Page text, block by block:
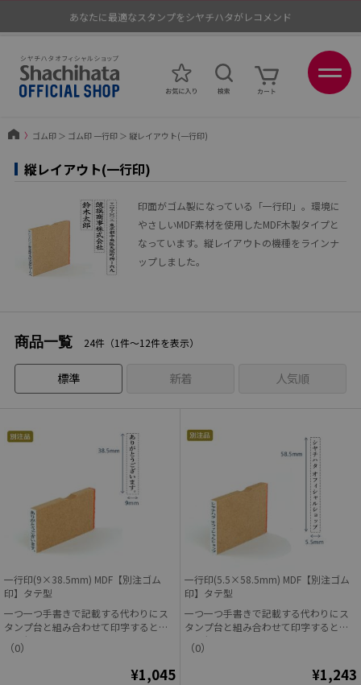
あなたに最適なスタンプをシヤチハタがレコメンド
〉 ゴム印＞ ゴム印 一行印＞ 縦レイアウト(一行印)
縦レイアウト(一行印)
印面がゴム製になっている「一行印」。環境に
やさしいMDF素材を使用したMDF木製タイプと
なっています。縦レイアウトの機種をラインナ
ップしました。
商品一覧 24件（1件〜12件を表示）
標準 新着 人気順
一行印(9×38.5mm) MDF【別注ゴム
印】タテ型
一つ一つ手書きで記載する代わりにス
タンプ台と組み合わせて印字すると早
くて便利!
（0）
¥1,045
一行印(5.5×58.5mm) MDF【別注ゴム
印】タテ型
一つ一つ手書きで記載する代わりにス
タンプ台と組み合わせて印字すると早
くて便利!
（0）
¥1,243